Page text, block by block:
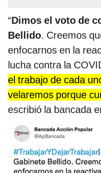
“Dimos el voto de
Bellido. Creemos
enfocarnos en la
lucha contra la
el trabajo de cada
velaremos porque
escribió la bancada